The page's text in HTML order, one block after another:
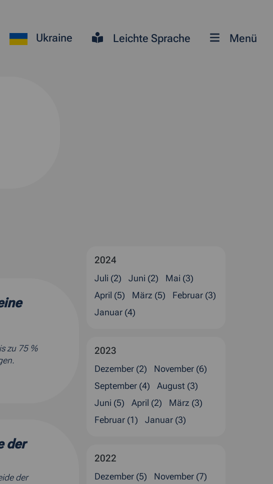
Ukraine Leichte Sprache Menü
zu 75 %
der
der
2024
Juli (2) Juni (2)
Mai (3)
April (5)
März (5)
Februar (3)
Januar (4)
2023
Dezember (2)
November (6)
September (4)
August (3)
Juni (5)
April (2)
März (3)
Februar (1)
Januar (3)
2022
Dezember (5)
November (7)